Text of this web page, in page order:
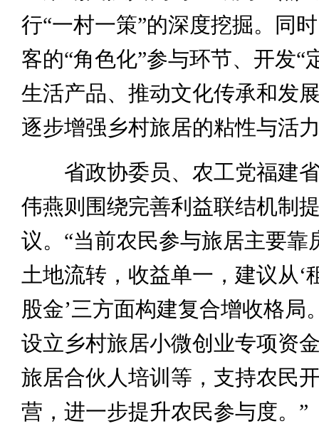
行“一村一策”的深度挖掘。同
客的“角色化”参与环节、开发“
生活产品、推动文化传承和发
逐步增强乡村旅居的粘性与活
省政协委员、农工党福建省
伟燕则围绕完善利益联结机制
议。“当前农民参与旅居主要靠
土地流转，收益单一，建议从‘
股金’三方面构建复合增收格局
设立乡村旅居小微创业专项资
旅居合伙人培训等，支持农民
营，进一步提升农民参与度。”